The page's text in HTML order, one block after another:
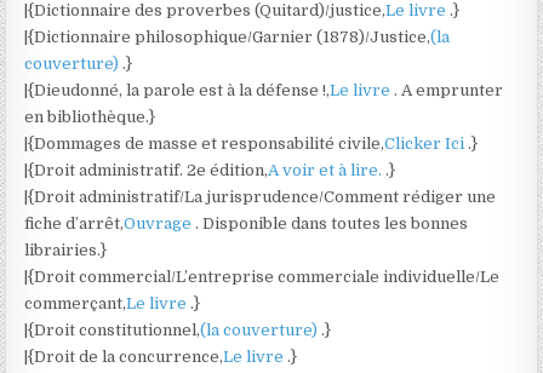
|{Dictionnaire des proverbes (Quitard)/justice,Le livre.}
|{Dictionnaire philosophique/Garnier (1878)/Justice,(la
couverture).}
|{Dieudonné, la parole est à la défense !,Le livre. A emprunter
en bibliothèque.}
|{Dommages de masse et responsabilité civile,Clicker Ici.}
|{Droit administratif. 2e édition,A voir et à lire..}
|{Droit administratif/La jurisprudence/Comment rédiger une
fiche d’arrêt,Ouvrage. Disponible dans toutes les bonnes
librairies.}
|{Droit commercial/L’entreprise commerciale individuelle/Le
commerçant,Le livre.}
|{Droit constitutionnel,(la couverture).}
|{Droit de la concurrence,Le livre.}